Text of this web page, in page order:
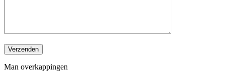
Verzenden
Man overkappingen